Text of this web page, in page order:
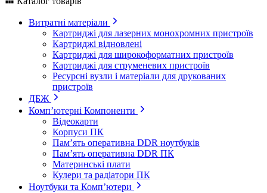
Витратні матеріали
Картриджі для лазерних монохромних пристроїв
Картриджі відновлені
Картриджі для широкоформатних пристроїв
Картриджі для струменевих пристроїв
Ресурсні вузли і матеріали для друкованих
пристроїв
ДБЖ
Комп’ютерні Компоненти
Відеокарти
Корпуси ПК
Пам’ять оперативна DDR ноутбуків
Пам’ять оперативна DDR ПК
Материнські плати
Кулери та радіатори ПК
Ноутбуки та Комп’ютери